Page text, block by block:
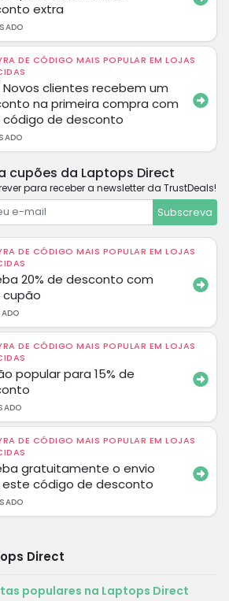
extra
DE CÓDIGO MAIS POPULAR EM LOJAS
Novos clientes recebem um
na primeira compra com
de desconto
cupões da Laptops Direct
para receber a newsletter da TrustDeals!
Subscreva
DE CÓDIGO MAIS POPULAR EM LOJAS
20% de desconto com
DE CÓDIGO MAIS POPULAR EM LOJAS
popular para 15% de
DE CÓDIGO MAIS POPULAR EM LOJAS
gratuitamente o envio
código de desconto
Direct
populares na Laptops Direct